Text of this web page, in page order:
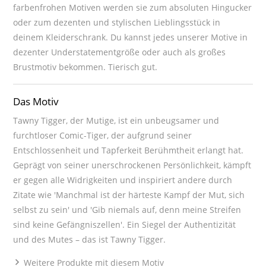
farbenfrohen Motiven werden sie zum absoluten Hingucker
oder zum dezenten und stylischen Lieblingsstück in
deinem Kleiderschrank. Du kannst jedes unserer Motive in
dezenter Understatementgröße oder auch als großes
Brustmotiv bekommen. Tierisch gut.
Das Motiv
Tawny Tigger, der Mutige, ist ein unbeugsamer und
furchtloser Comic-Tiger, der aufgrund seiner
Entschlossenheit und Tapferkeit Berühmtheit erlangt hat.
Geprägt von seiner unerschrockenen Persönlichkeit, kämpft
er gegen alle Widrigkeiten und inspiriert andere durch
Zitate wie 'Manchmal ist der härteste Kampf der Mut, sich
selbst zu sein' und 'Gib niemals auf, denn meine Streifen
sind keine Gefängniszellen'. Ein Siegel der Authentizität
und des Mutes – das ist Tawny Tigger.
Weitere Produkte mit diesem Motiv